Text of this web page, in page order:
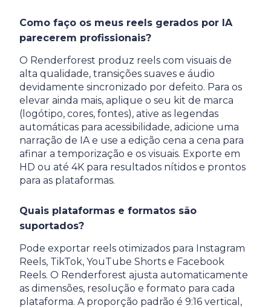
Como faço os meus reels gerados por IA
parecerem profissionais?
O Renderforest produz reels com visuais de
alta qualidade, transições suaves e áudio
devidamente sincronizado por defeito. Para os
elevar ainda mais, aplique o seu kit de marca
(logótipo, cores, fontes), ative as legendas
automáticas para acessibilidade, adicione uma
narração de IA e use a edição cena a cena para
afinar a temporização e os visuais. Exporte em
HD ou até 4K para resultados nítidos e prontos
para as plataformas.
Quais plataformas e formatos são
suportados?
Pode exportar reels otimizados para Instagram
Reels, TikTok, YouTube Shorts e Facebook
Reels. O Renderforest ajusta automaticamente
as dimensões, resolução e formato para cada
plataforma. A proporção padrão é 9:16 vertical,